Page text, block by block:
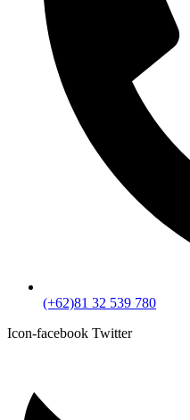
(+62)81 32 539 780
Icon-facebook Twitter